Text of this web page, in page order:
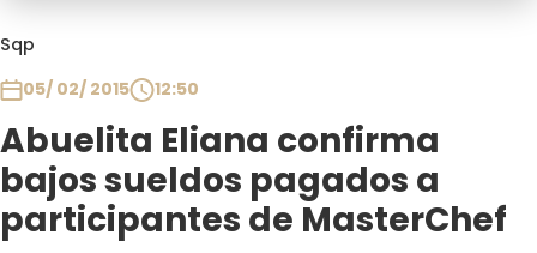
Sqp
05/ 02/ 2015
12:50
Abuelita Eliana confirma
bajos sueldos pagados a
participantes de MasterChef
Plan Perfecto
El Tiempo
Sabingo
Todos Los Programas